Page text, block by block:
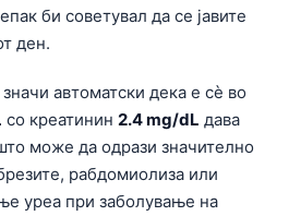
би советувал да се јавите
ден.
автоматски дека е сѐ во
со креатинин 2.4 mg/dL дава
може да одрази значително
рабдомиолиза или
уреа при заболување на